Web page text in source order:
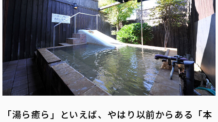
「湯ら癒ら」といえば、やはり以前からある「本